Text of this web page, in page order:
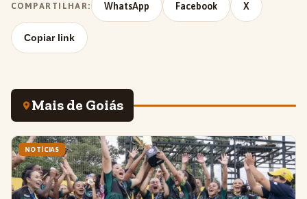
COMPARTILHAR: WhatsApp Facebook X
Copiar link
Mais de Goiás
NOTÍCIAS